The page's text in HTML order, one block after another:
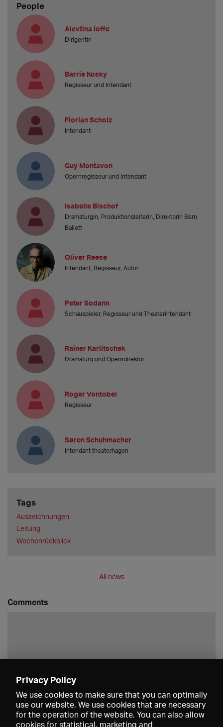
People
Alevtina Ioffe
Dirigentin
Barrie Kosky
Regisseur und Intendant
Florian Scholz
Intendant
Guy Montavon
Opernregisseur und Intendant
Isabelle Bischof
Dramaturgin, Produktionsleiterin, Direktorin Bern
Ballett
Oliver Reese
Intendant, Regisseur, Autor
Peter Sodann
Schauspieler, Regisseur und Theaterintendant
Rainer Karlitschek
Dramaturg und Operndirektor
Roger Vontobel
Regisseur
Søren Schuhmacher
Intendant theaterhagen
Tags
Auszeichnungen
Leitung
Wochenrückblick
All news
Comments
Privacy Policy
We use cookies to make sure that you can optimally
use our website. We use cookies that are necessary
for the operation of the website. You can also allow
cookies for statistical, marketing and